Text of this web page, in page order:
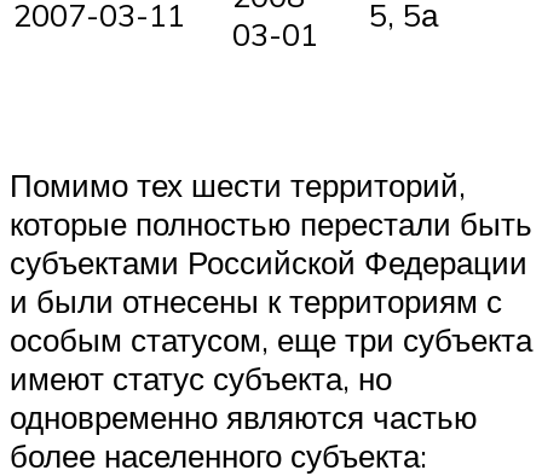
2007-03-11
03-01
5, 5а
Помимо тех шести территорий,
которые полностью перестали быть
субъектами Российской Федерации
и были отнесены к территориям с
особым статусом, еще три субъекта
имеют статус субъекта, но
одновременно являются частью
более населенного субъекта: